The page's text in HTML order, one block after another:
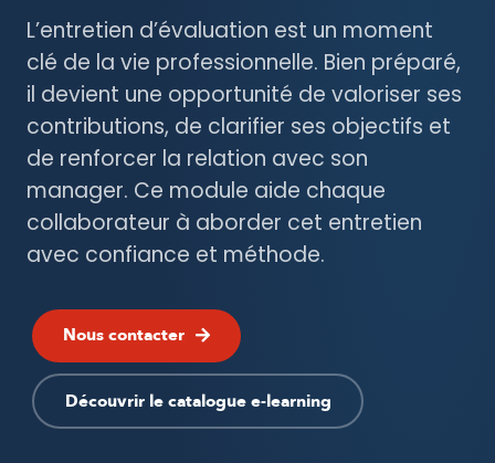
L’entretien d’évaluation est un moment
clé de la vie professionnelle. Bien préparé,
il devient une opportunité de valoriser ses
contributions, de clarifier ses objectifs et
de renforcer la relation avec son
manager. Ce module aide chaque
collaborateur à aborder cet entretien
avec confiance et méthode.
Nous contacter
Découvrir le catalogue e-learning